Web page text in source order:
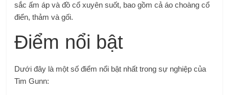
sắc ấm áp và đồ cổ xuyên suốt, bao gồm cả áo choàng cổ
điển, thảm và gối.
Điểm nổi bật
Dưới đây là một số điểm nổi bật nhất trong sự nghiệp của
Tim Gunn: